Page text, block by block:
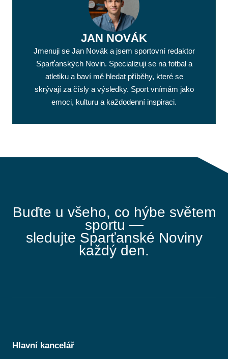
JAN NOVÁK
Jmenuji se Jan Novák a jsem sportovní redaktor
Sparťanských Novin. Specializuji se na fotbal a
atletiku a baví mě hledat příběhy, které se
skrývají za čísly a výsledky. Sport vnímám jako
emoci, kulturu a každodenní inspiraci.
Buďte u všeho, co hýbe světem
sportu —
sledujte Sparťanské Noviny
každý den.
Hlavní kancelář